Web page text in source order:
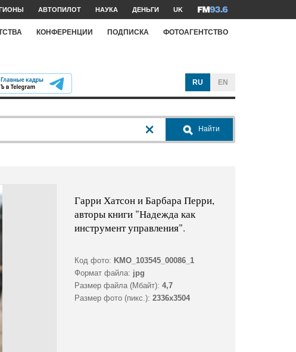
АВТОПИЛОТ НАУКА ДЕНЬГИ UK
КОНФЕРЕНЦИИ ПОДПИСКА ФОТОАГЕНТСТВО
RU EN
Найти
Гарри Хатсон и Барбара Перри,
авторы книги "Надежда как
инструмент управления".
Код фото: KMO_103545_00086_1
Формат файла: jpg
Размер файла (Мбайт): 4,7
Размер фото (пикс.): 2336x3504